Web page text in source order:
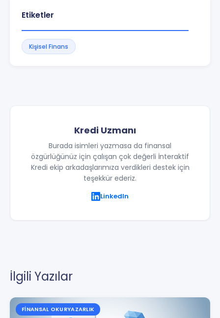
Etiketler
Kişisel Finans
Kredi Uzmanı
Burada isimleri yazmasa da finansal
özgürlüğünüz için çalışan çok değerli İnteraktif
Kredi ekip arkadaşlarımıza verdikleri destek için
teşekkür ederiz.
LinkedIn
İlgili Yazılar
FINANSAL OKURYAZARLIK